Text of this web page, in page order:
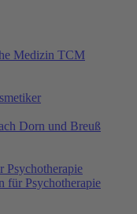
Medizin TCM
Dorn und Breuß
für Psychotherapie